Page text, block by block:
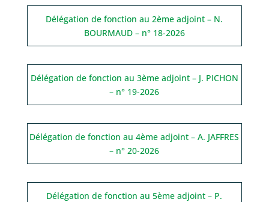
Délégation de fonction au 2ème adjoint – N.
BOURMAUD – n° 18-2026
Délégation de fonction au 3ème adjoint – J. PICHON
– n° 19-2026
Délégation de fonction au 4ème adjoint – A. JAFFRES
– n° 20-2026
Délégation de fonction au 5ème adjoint – P.